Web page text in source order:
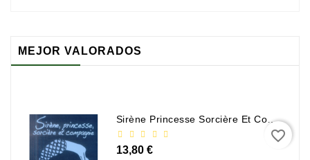
Parascolaire
Thriller
Religion
MEJOR VALORADOS
Sirène Princesse Sorcière Et Compagnie
13,80 €
favorite_border